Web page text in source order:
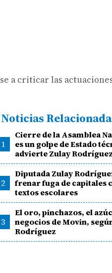
a criticar las
Noticias
1
Cierre de la Asamblea
es un golpe de Estado
advierte Zulay Rodríguez
2
Diputada Zulay
frenar fuga de capitales
textos escolares
3
El oro, pinchazos, el
negocios de Movin,
Rodríguez